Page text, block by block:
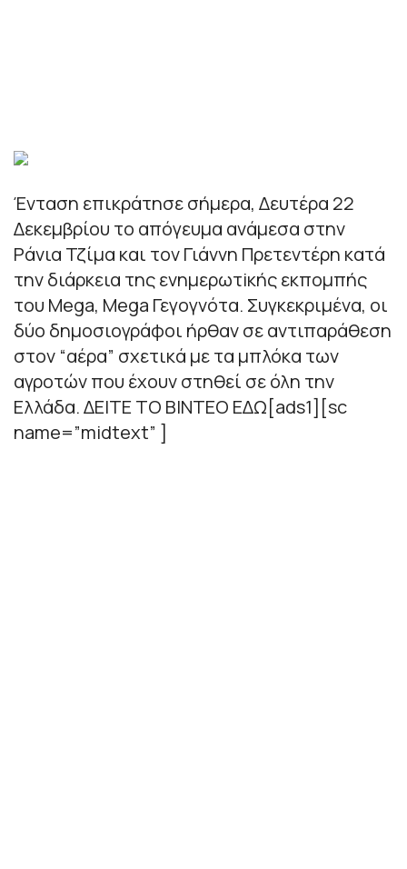
Ένταση επικράτησε σήμερα, Δευτέρα 22
Δεκεμβρίου το απόγευμα ανάμεσα στην
Ράνια Τζίμα και τον Γιάννη Πρετεντέρη κατά
την διάρκεια της ενημερωτiκής εκπομπής
του Mega, Mega Γεγογνότα. Συγκεκριμένα, οι
δύο δημοσιογράφοι ήρθαν σε αντιπαράθεση
στον “αέρα” σχετικά με τα μπλόκα των
αγροτών που έχουν στηθεί σε όλη την
Ελλάδα. ΔΕΙΤΕ ΤΟ ΒΙΝΤΕΟ ΕΔΩ[ads1][sc
name=”midtext” ]